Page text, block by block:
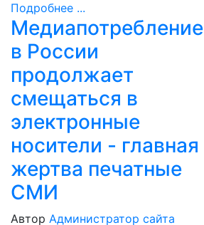
Подробнее ...
Медиапотребление
в России
продолжает
смещаться в
электронные
носители - главная
жертва печатные
СМИ
Автор Администратор сайта